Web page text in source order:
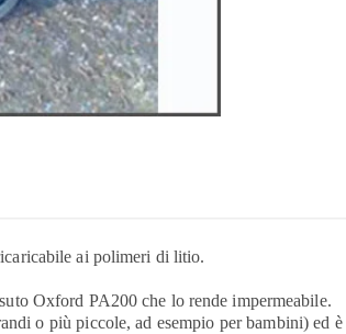
ai polimeri di litio.
Oxford PA200 che lo rende impermeabile.
o più piccole, ad esempio per bambini) ed